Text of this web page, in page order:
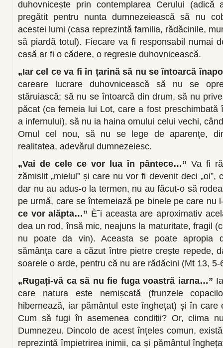
duhovnicește prin contemplarea Cerului
pregătit pentru nunta dumnezeiească să nu
acestei lumi (casa reprezintă familia, rădăcinile,
să piardă totul). Fiecare va fi responsabil numai
casă ar fi o cădere, o regresie duhovnicească.
„Iar cel ce va fi în țarină să nu se întoarcă
careare lucrare duhovnicească să nu se
stăruiască; să nu se întoarcă din drum, să nu
păcat (ca femeia lui Lot, care a fost preschimbată
a infernului), să nu ia haina omului celui vechi,
Omul cel nou, să nu se lege de aparențe,
realitatea, adevărul dumnezeiesc.
„Vai de cele ce vor lua în pântece…” Va fi
zămislit „mielul” și care nu vor fi devenit deci „oi”,
dar nu au adus-o la termen, nu au făcut-o să
pe urmă, care se întemeiază pe binele pe care nu
ce vor alăpta…” È˜i aceasta are aproximativ
dea un rod, însă mic, neajuns la maturitate, fragil
nu poate da vin). Aceasta se poate apropia
sămânța care a căzut între pietre crește repede,
soarele o arde, pentru că nu are rădăcini (Mt 13, 5-
„Rugați-vă ca să nu fie fuga voastră iarna…”
care natura este nemișcată (frunzele
hibernează, iar pământul este înghețat) și în care
Cum să fugi în asemenea condiții? Or, clima
Dumnezeu. Dincolo de acest înțeles comun,
reprezintă împietrirea inimii, ca și pământul